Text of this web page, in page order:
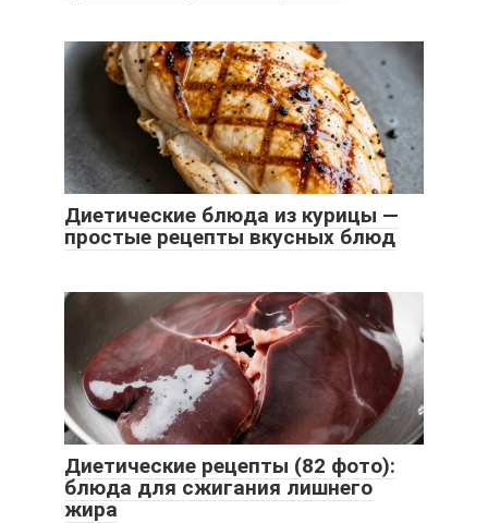
Диетические блюда из курицы —
простые рецепты вкусных блюд
Диетические рецепты (82 фото):
блюда для сжигания лишнего
жира